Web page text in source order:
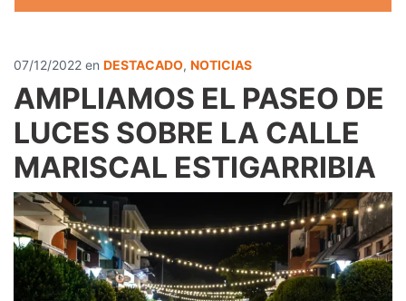
07/12/2022 en DESTACADO, NOTICIAS
AMPLIAMOS EL PASEO DE
LUCES SOBRE LA CALLE
MARISCAL ESTIGARRIBIA